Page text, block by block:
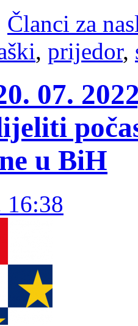
Članci za
, prijedor,
07.
u BiH
16:38